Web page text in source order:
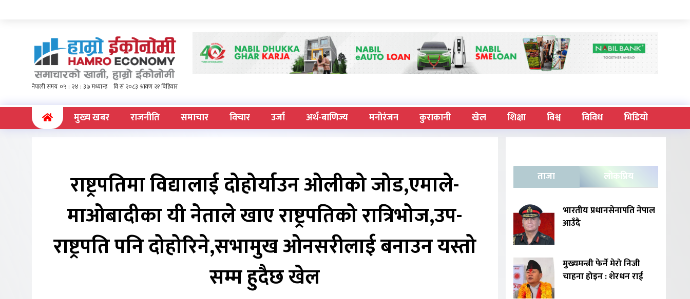
(current)मुख्य खबर राजनीति समाचार विचार उर्जा अर्थ-बाणिज्य मनोरंजन कुराकानी खेल शिक्षा विश्व विविध भिडियो
राष्ट्रपतिमा विद्यालाई दोहोर्याउन ओलीको जोड,एमाले-
माओबादीका यी नेताले खाए राष्ट्रपतिको रात्रिभोज,उप-
राष्ट्रपति पनि दोहोरिने,सभामुख ओनसरीलाई बनाउन यस्तो
सम्म हुदैछ खेल
ताजा लोकप्रिय
भारतीय प्रधानसेनापति नेपाल
आउँदै
मुख्यमन्त्री फेर्ने मेरो निजी
चाहना होइन : शेरधन राई